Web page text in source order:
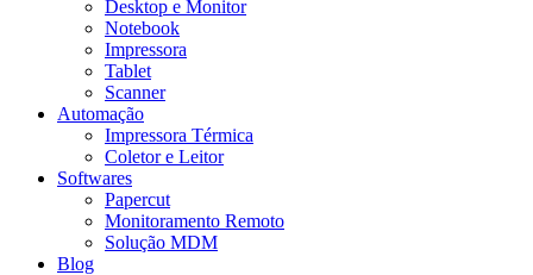
Desktop e Monitor
Notebook
Impressora
Tablet
Scanner
Automação
Impressora Térmica
Coletor e Leitor
Softwares
Papercut
Monitoramento Remoto
Solução MDM
Blog